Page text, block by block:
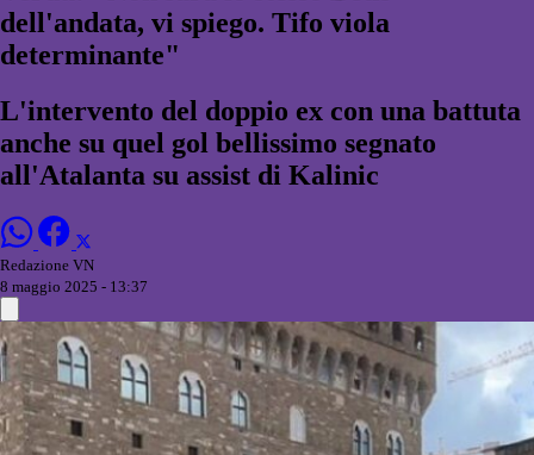
dell'andata, vi spiego. Tifo viola
determinante"
L'intervento del doppio ex con una battuta
anche su quel gol bellissimo segnato
all'Atalanta su assist di Kalinic
Redazione VN
8 maggio 2025 - 13:37